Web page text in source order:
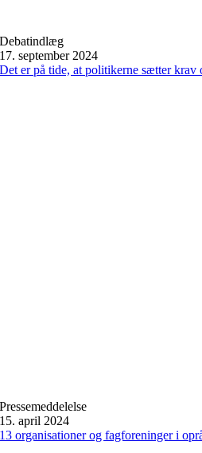
Debatindlæg
17. september 2024
Det er på tide, at politikerne sætter
Pressemeddelelse
15. april 2024
13 organisationer og fagforeninger i